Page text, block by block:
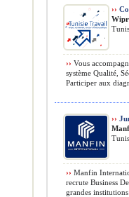
››
›› Vous
système Qualité,
Participer aux
››
›› Manfin
recrute Business
grandes